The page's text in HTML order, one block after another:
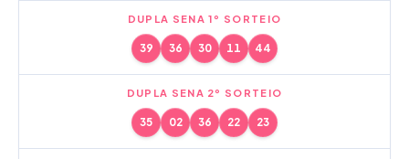
DUPLA SENA 1º SORTEIO
39 36 30 11 44
DUPLA SENA 2º SORTEIO
35 02 36 22 23